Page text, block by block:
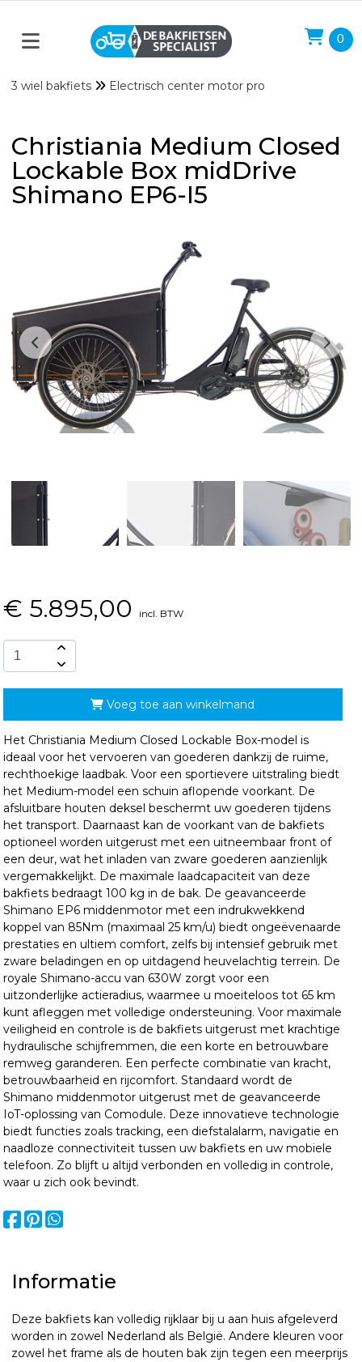
0
3 wiel bakfiets Electrisch center motor pro
Christiania Medium Closed
Lockable Box midDrive
Shimano EP6-I5
€ 5.895,00 incl. BTW
Voeg toe aan winkelmand
Het Christiania Medium Closed Lockable Box-model is
ideaal voor het vervoeren van goederen dankzij de ruime,
rechthoekige laadbak. Voor een sportievere uitstraling biedt
het Medium-model een schuin aflopende voorkant. De
afsluitbare houten deksel beschermt uw goederen tijdens
het transport. Daarnaast kan de voorkant van de bakfiets
optioneel worden uitgerust met een uitneembaar front of
een deur, wat het inladen van zware goederen aanzienlijk
vergemakkelijkt. De maximale laadcapaciteit van deze
bakfiets bedraagt 100 kg in de bak. De geavanceerde
Shimano EP6 middenmotor met een indrukwekkend
koppel van 85Nm (maximaal 25 km/u) biedt ongeëvenaarde
prestaties en ultiem comfort, zelfs bij intensief gebruik met
zware beladingen en op uitdagend heuvelachtig terrein. De
royale Shimano-accu van 630W zorgt voor een
uitzonderlijke actieradius, waarmee u moeiteloos tot 65 km
kunt afleggen met volledige ondersteuning. Voor maximale
veiligheid en controle is de bakfiets uitgerust met krachtige
hydraulische schijfremmen, die een korte en betrouwbare
remweg garanderen. Een perfecte combinatie van kracht,
betrouwbaarheid en rijcomfort. Standaard wordt de
Shimano middenmotor uitgerust met de geavanceerde
IoT-oplossing van Comodule. Deze innovatieve technologie
biedt functies zoals tracking, een diefstalalarm, navigatie en
naadloze connectiviteit tussen uw bakfiets en uw mobiele
telefoon. Zo blijft u altijd verbonden en volledig in controle,
waar u zich ook bevindt.
Informatie
Deze bakfiets kan volledig rijklaar bij u aan huis afgeleverd
worden in zowel Nederland als België. Andere kleuren voor
zowel het frame als de houten bak zijn tegen een meerprijs